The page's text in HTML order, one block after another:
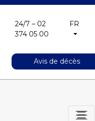
24/7 – 02
374 05 00
FR
Avis de décès